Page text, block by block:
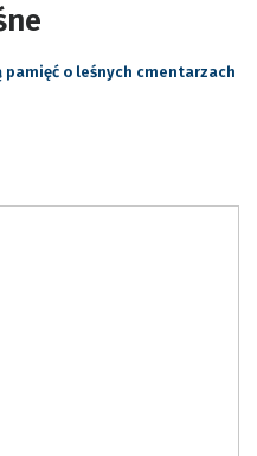
pamięć o leśnych cmentarzach